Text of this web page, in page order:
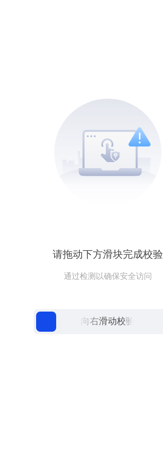
请拖动下方滑块完成校验
通过检测以确保安全访问